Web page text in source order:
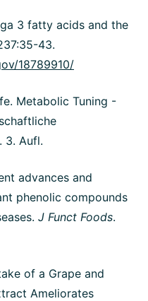
3 fatty acids and the
43.
18789910/
Metabolic Tuning -
3. Aufl.
advances and
phenolic compounds
J Funct Foods.
of a Grape and
Ameliorates